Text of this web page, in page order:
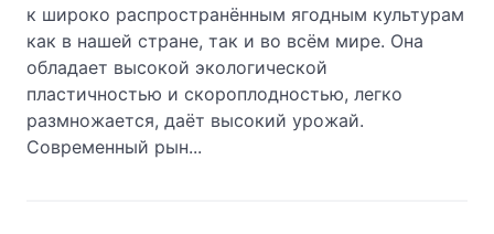
к широко распространённым ягодным культурам
как в нашей стране, так и во всём мире. Она
обладает высокой экологической
пластичностью и скороплодностью, легко
размножается, даёт высокий урожай.
Современный рын...